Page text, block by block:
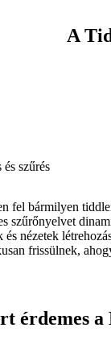
A
szűrés
fel bármilyen
szűrőnyelvet
és nézetek
frissülnek,
érdemes